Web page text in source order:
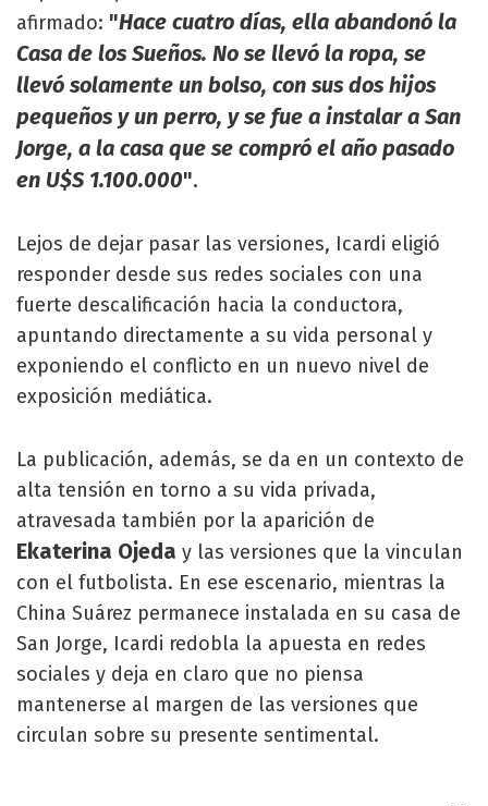
afirmado: "Hace cuatro días, ella abandonó la
Casa de los Sueños. No se llevó la ropa, se
llevó solamente un bolso, con sus dos hijos
pequeños y un perro, y se fue a instalar a San
Jorge, a la casa que se compró el año pasado
en U$S 1.100.000".
Lejos de dejar pasar las versiones, Icardi eligió
responder desde sus redes sociales con una
fuerte descalificación hacia la conductora,
apuntando directamente a su vida personal y
exponiendo el conflicto en un nuevo nivel de
exposición mediática.
La publicación, además, se da en un contexto de
alta tensión en torno a su vida privada,
atravesada también por la aparición de
Ekaterina Ojeda y las versiones que la vinculan
con el futbolista. En ese escenario, mientras la
China Suárez permanece instalada en su casa de
San Jorge, Icardi redobla la apuesta en redes
sociales y deja en claro que no piensa
mantenerse al margen de las versiones que
circulan sobre su presente sentimental.